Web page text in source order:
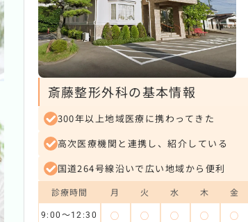
斎藤整形外科の基本情報
300年以上地域医療に携わってきた
高次医療機関と連携し、紹介している
国道264号線沿いで広い地域から便利
診療時間 月 火 水 木 金
9:00～12:30 ◯ ◯ ◯ ◯ ◯